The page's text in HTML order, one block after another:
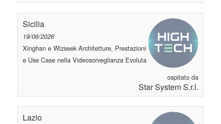
Sicilia
19/06/2026
Xinghan e Wizseek Architetture, Prestazioni
e Use Case nella Videosorveglianza Evoluta
ospitato da
Star System S.r.l.
Lazio